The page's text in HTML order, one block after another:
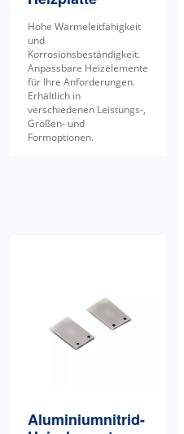
Hohe Wärmeleitfähigkeit
und
Korrosionsbeständigkeit.
Anpassbare Heizelemente
für Ihre Anforderungen.
Erhältlich in
verschiedenen Leistungs-,
Größen- und
Formoptionen.
Aluminiumnitrid-